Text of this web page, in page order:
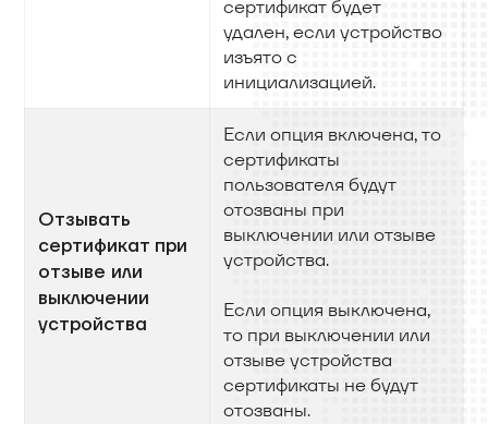
сертификат будет
удален, если устройство
изъято с
инициализацией.
Отзывать
сертификат при
отзыве или
выключении
устройства
Если опция включена, то
сертификаты
пользователя будут
отозваны при
выключении или отзыве
устройства.
Если опция выключена,
то при выключении или
отзыве устройства
сертификаты не будут
отозваны.